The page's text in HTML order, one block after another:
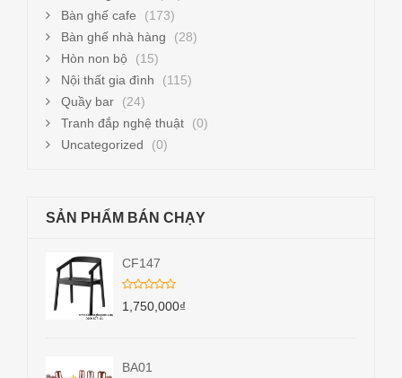
Bàn ghế cafe
(173)
Bàn ghế nhà hàng
(28)
Hòn non bộ
(15)
Nội thất gia đình
(115)
Quầy bar
(24)
Tranh đắp nghệ thuật
(0)
Uncategorized
(0)
SẢN PHẨM BÁN CHẠY
CF147
1,750,000₫
BA01